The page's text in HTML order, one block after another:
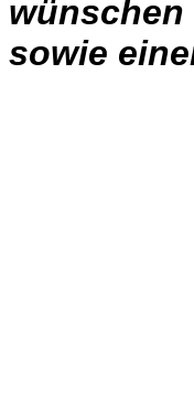
sowie